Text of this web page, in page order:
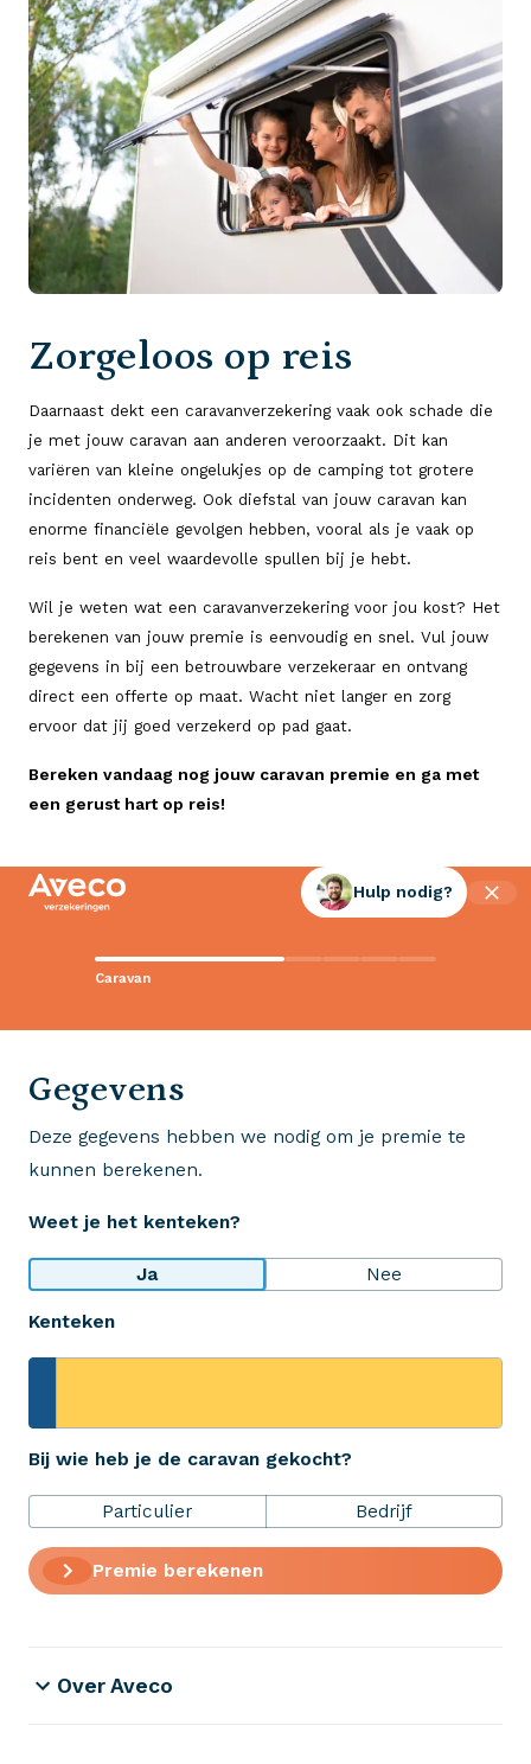
Zorgeloos op reis
Daarnaast dekt een caravanverzekering vaak ook schade die
je met jouw caravan aan anderen veroorzaakt. Dit kan
variëren van kleine ongelukjes op de camping tot grotere
incidenten onderweg. Ook diefstal van jouw caravan kan
enorme financiële gevolgen hebben, vooral als je vaak op
reis bent en veel waardevolle spullen bij je hebt.
Wil je weten wat een caravanverzekering voor jou kost? Het
berekenen van jouw premie is eenvoudig en snel. Vul jouw
gegevens in bij een betrouwbare verzekeraar en ontvang
direct een offerte op maat. Wacht niet langer en zorg
ervoor dat jij goed verzekerd op pad gaat.
Bereken vandaag nog jouw caravan premie en ga met
een gerust hart op reis!
Caravan
Hulp nodig?
Gegevens
Deze gegevens hebben we nodig om je premie te
kunnen berekenen.
Weet je het kenteken?
Ja Nee
Kenteken
Bij wie heb je de caravan gekocht?
Particulier Bedrijf
Premie berekenen
Contact met Aveco?
Wij staan voor je klaar!
Wij krijgen een 8,5!
Op basis van ruim 3.000 reviews
Bekijk wat anderen over ons zeggen
+31 (0)523 - 20 80 30
Verzekeringen
Over Aveco